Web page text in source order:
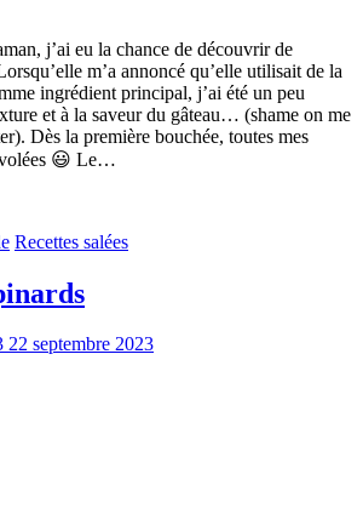
j’ai eu la chance de découvrir de
m’a annoncé qu’elle utilisait de la
ingrédient principal, j’ai été un peu
et à la saveur du gâteau… (shame on me
Dès la première bouchée, toutes mes
😃 Le…
Recettes salées
22 septembre 2023